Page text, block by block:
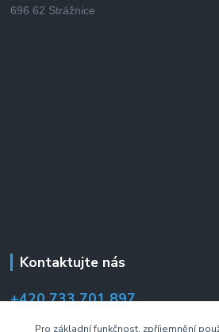
696 62 Strážnice
Kontaktujte nás
+420 733 701 897
Pro základní funkčnost, zpříjemnění